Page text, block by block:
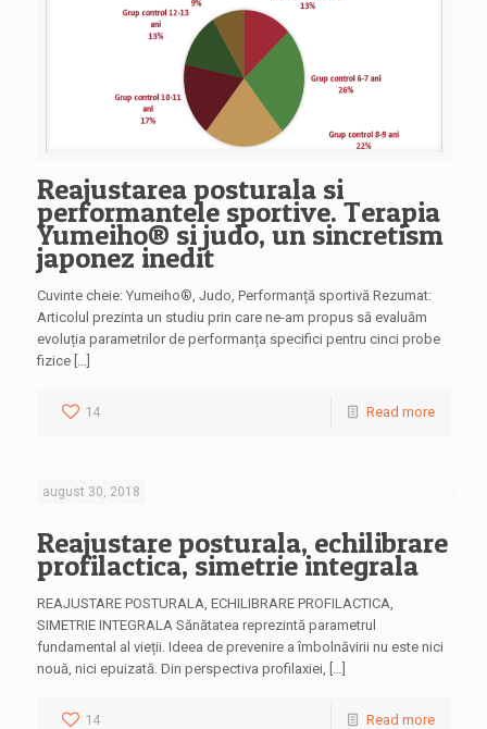
Reajustarea posturala si
performantele sportive. Terapia
Yumeiho® si judo, un sincretism
japonez inedit
Cuvinte cheie: Yumeiho®, Judo, Performanță sportivă Rezumat:
Articolul prezinta un studiu prin care ne-am propus să evaluăm
evoluția parametrilor de performanța specifici pentru cinci probe
fizice […]
14 Read more
august 30, 2018
Reajustare posturala, echilibrare
profilactica, simetrie integrala
REAJUSTARE POSTURALA, ECHILIBRARE PROFILACTICA,
SIMETRIE INTEGRALA Sănătatea reprezintă parametrul
fundamental al vieții. Ideea de prevenire a îmbolnăvirii nu este nici
nouă, nici epuizată. Din perspectiva profilaxiei, […]
14 Read more